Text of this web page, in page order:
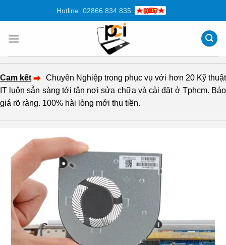
dung
Hotline: 02866.834.835
Cam kết
Chuyên Nghiệp trong phục vụ với hơn 20 Kỹ thuật
IT luôn sẵn sàng tới tận nơi sửa chữa và cài đặt ở Tphcm. Báo
giá rõ ràng. 100% hài lòng mới thu tiền.